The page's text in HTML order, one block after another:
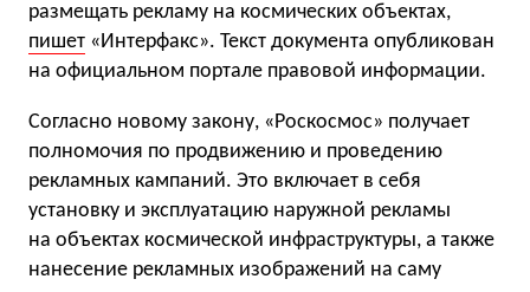
размещать рекламу на космических объектах,
пишет «Интерфакс». Текст документа опубликован
на официальном портале правовой информации.
Согласно новому закону, «Роскосмос» получает
полномочия по продвижению и проведению
рекламных кампаний. Это включает в себя
установку и эксплуатацию наружной рекламы
на объектах космической инфраструктуры, а также
нанесение рекламных изображений на саму